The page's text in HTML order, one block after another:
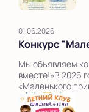
01.06.2026
Конкурс
Мы объявляем
вместе!»В 2026
«Маленького